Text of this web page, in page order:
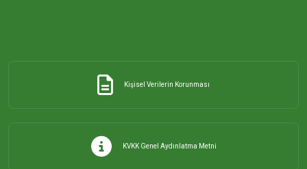
Kişisel Verilerin Korunması
KVKK Genel Aydınlatma Metni